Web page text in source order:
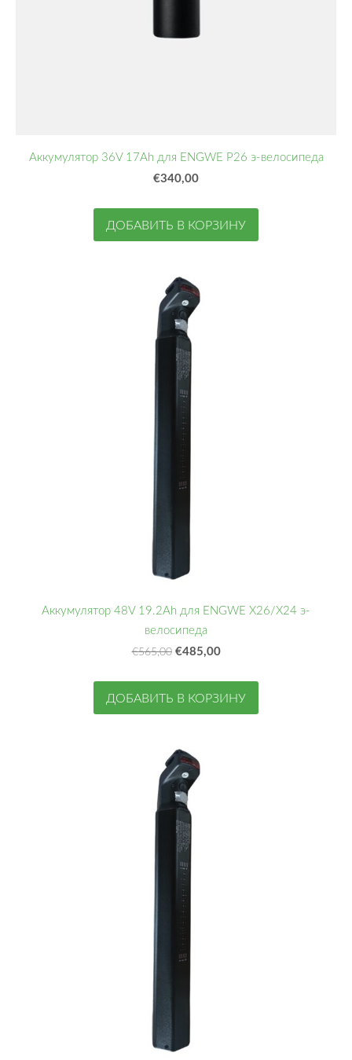
Аккумулятор 36V 17Ah для ENGWE P26 э-велосипеда
€340,00
ДОБАВИТЬ В КОРЗИНУ
Аккумулятор 48V 19.2Ah для ENGWE X26/X24 э-
велосипеда
€565,00 €485,00
ДОБАВИТЬ В КОРЗИНУ